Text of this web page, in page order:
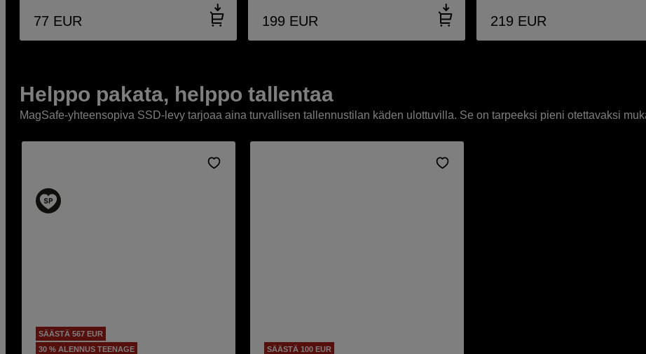
77 EUR 199 EUR 219 EUR
Helppo pakata, helppo tallentaa
MagSafe-yhteensopiva SSD-levy tarjoaa aina turvallisen tallennustilan käden ulottuvilla. Se on tarpeeksi pieni otettavaksi
SÄÄSTÄ 567 EUR
30 % ALENNUS TEENAGE
SÄÄSTÄ 100 EUR